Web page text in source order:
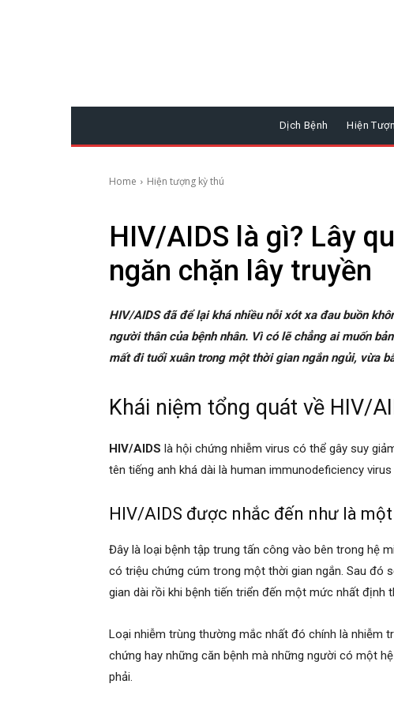
Dịch Bệnh Hiện
Home Hiện tượng kỳ thú
HIV/AIDS là gì? Lây
ngăn chặn lây truyền
HIV/AIDS đã để lại khá nhiều nỗi xót xa đau buồn
người thân của bệnh nhân. Vì có lẽ chẳng ai muốn
mất đi tuổi xuân trong một thời gian ngắn ngủi, vừa
Khái niệm tổng quát về HIV/
HIV/AIDS là hội chứng nhiễm virus có thể gây suy
tên tiếng anh khá dài là human immunodeficiency
HIV/AIDS được nhắc đến như là
Đây là loại bệnh tập trung tấn công vào bên trong hệ
có triệu chứng cúm trong một thời gian ngắn. Sau đó
gian dài rồi khi bệnh tiến triển đến một mức nhất định
Loại nhiễm trùng thường mắc nhất đó chính là nhiễm
chứng hay những căn bệnh mà những người có một
phải.